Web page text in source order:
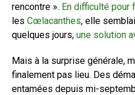
rencontre ». En difficulté pour
les Cœlacanthes, elle
quelques jours, une solution
Mais à la surprise générale,
finalement pas lieu. Des
entamées depuis mi-